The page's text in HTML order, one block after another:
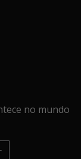
no mundo